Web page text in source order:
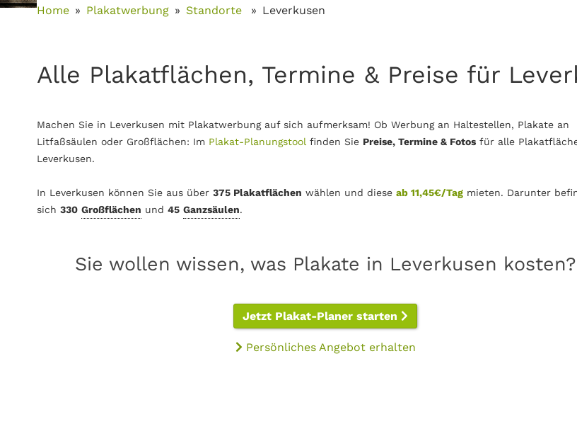
Home Plakatwerbung Standorte Leverkusen
Alle Plakatflächen, Termine & Preise für
Machen Sie in Leverkusen mit Plakatwerbung auf sich aufmerksam! Ob Werbung an Haltestellen, Plakate an
Litfaßsäulen oder Großflächen: Im Plakat-Planungstool finden Sie Preise, Termine & Fotos für alle
Leverkusen.
In Leverkusen können Sie aus über 375 Plakatflächen wählen und diese ab 11,45€/Tag mieten. Darunter
sich 330 Großflächen und 45 Ganzsäulen.
Sie wollen wissen, was Plakate in Leverkusen kosten?
Jetzt Plakat-Planer starten
Persönliches Angebot erhalten